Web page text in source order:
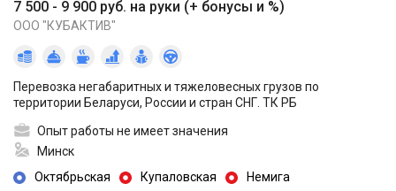
7 500 - 9 900 руб. на руки (+ бонусы и %)
ООО "КУБАКТИВ"
Перевозка негабаритных и тяжеловесных грузов по
территории Беларуси, России и стран СНГ. ТК РБ
Опыт работы не имеет значения
Минск
Октябрьская
Купаловская
Немига